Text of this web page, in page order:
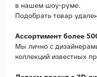
в нашем шоу-руме.
Подобрать товар
Ассортимент более
Мы лично с
коллекций известных